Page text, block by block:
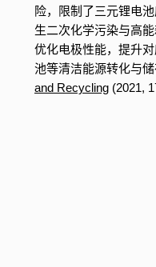
险，限制了三元锂电
生二次化学污染与高
优化电极性能，提升
池等清洁能源转化与
and Recycling (2021,